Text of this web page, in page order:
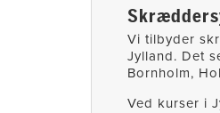
Vi tilbyder
Jylland. Det
Bornholm,
Ved kurser i